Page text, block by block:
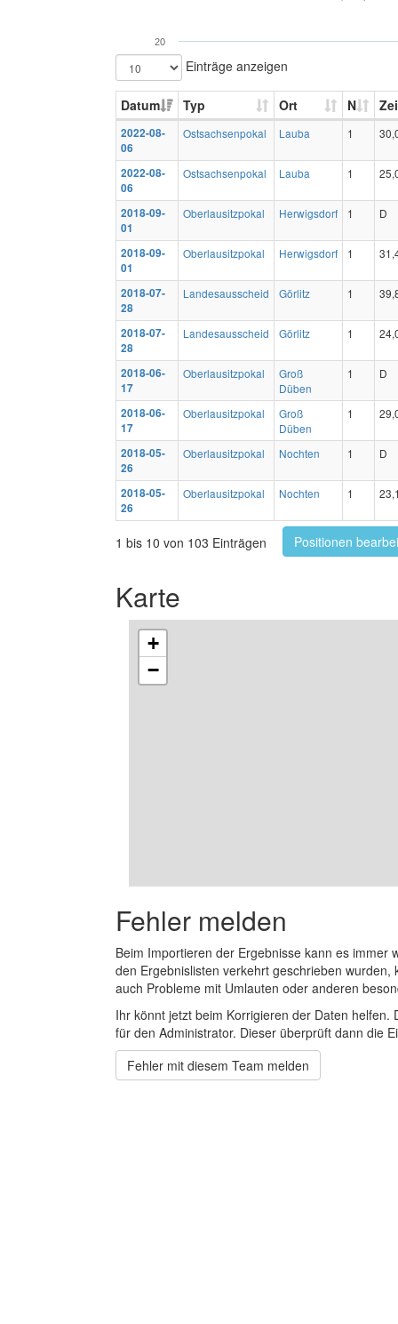
20
Einträge anzeigen
Datum Typ Ort N
2022-08-
06
Ostsachsenpokal Lauba 1
2022-08-
06
Ostsachsenpokal Lauba 1
2018-09-
01
Oberlausitzpokal Herwigsdorf 1 D
2018-09-
01
Oberlausitzpokal Herwigsdorf 1
2018-07-
28
Landesausscheid Görlitz 1
2018-07-
28
Landesausscheid Görlitz 1
2018-06-
17
Oberlausitzpokal
Groß
Düben
1 D
2018-06-
17
Oberlausitzpokal
Groß
Düben
1
2018-05-
26
Oberlausitzpokal Nochten 1 D
2018-05-
26
Oberlausitzpokal Nochten 1
1 bis 10 von 103 Einträgen Positionen
Karte
+
−
Fehler melden
Beim Importieren der Ergebnisse kann es
den Ergebnislisten verkehrt geschrieben
auch Probleme mit Umlauten oder anderen
Ihr könnt jetzt beim Korrigieren der Daten
für den Administrator. Dieser überprüft dann die
Fehler mit diesem Team melden